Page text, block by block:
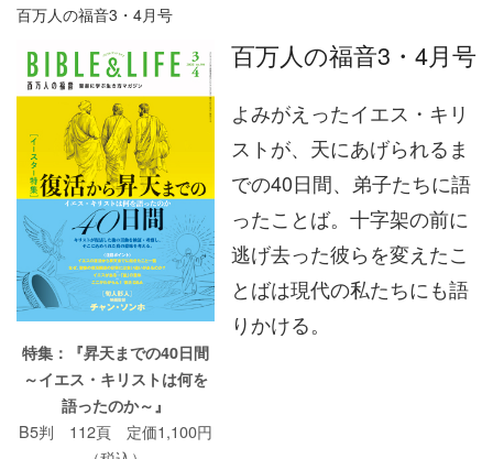
百万人の福音3・4月号
特集：『昇天までの40日間
～イエス・キリストは何を
語ったのか～』
B5判 112頁 定価1,100円
百万人の福音3・4月号
よみがえったイエス・キリ
ストが、天にあげられるま
での40日間、弟子たちに語
ったことば。十字架の前に
逃げ去った彼らを変えたこ
とばは現代の私たちにも語
りかける。